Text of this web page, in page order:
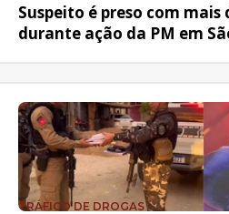
Suspeito é preso com mais
durante ação da PM em
TRÁFICO DE DROGAS